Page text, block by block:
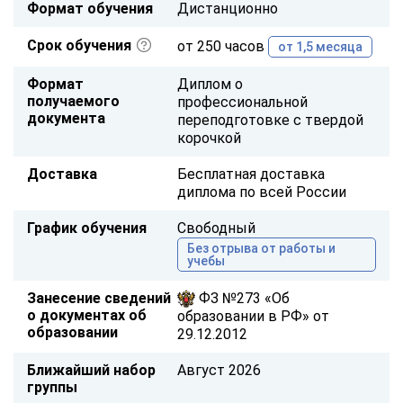
Формат обучения Дистанционно
Срок обучения от 250 часов от 1,5 месяца
Формат
получаемого
документа
Диплом о
профессиональной
переподготовке с твердой
корочкой
Доставка
Бесплатная доставка
диплома по всей России
График обучения Свободный
Без отрыва от работы и
учебы
Занесение сведений
о документах об
образовании
ФЗ №273 «Об
образовании в РФ» от
29.12.2012
Ближайший набор
группы
Август 2026